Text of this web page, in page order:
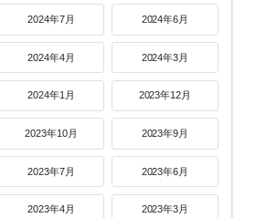
2024年7月 2024年6月
2024年4月 2024年3月
2024年1月 2023年12月
2023年10月 2023年9月
2023年7月 2023年6月
2023年4月 2023年3月